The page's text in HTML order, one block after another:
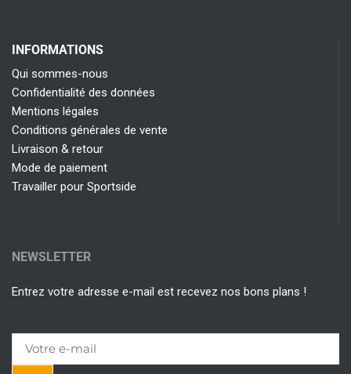
INFORMATIONS
Qui sommes-nous
Confidentialité des données
Mentions légales
Conditions générales de vente
Livraison & retour
Mode de paiement
Travailler pour Sportside
NEWSLETTER
Entrez votre adresse e-mail est recevez nos bons plans !